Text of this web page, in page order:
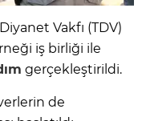
Vakfı (TDV)
iş birliği ile
gerçekleştirildi.
de